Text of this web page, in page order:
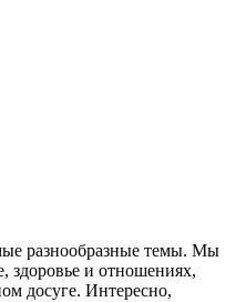
разнообразные темы. Мы
здоровье и отношениях,
досуге. Интересно,